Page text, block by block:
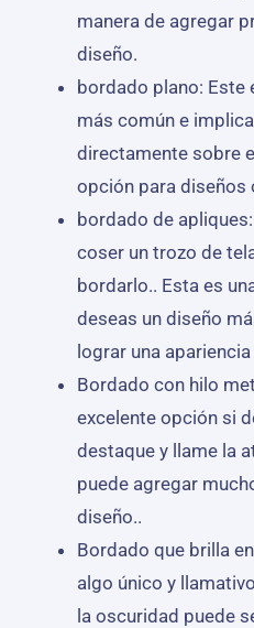
manera de agregar
diseño.
bordado plano: Este
más común e
directamente sobre
opción para diseños
bordado de
coser un trozo de
bordarlo.. Esta es
deseas un diseño
lograr una
Bordado con hilo
excelente opción si
destaque y llame la
puede agregar
diseño..
Bordado que brilla
algo único y
la oscuridad puede